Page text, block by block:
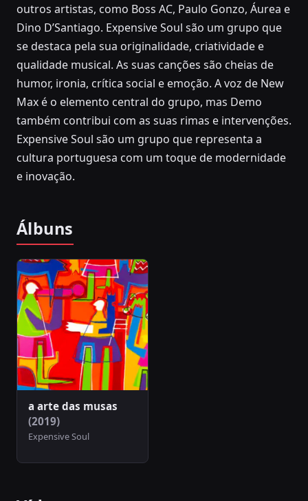
outros artistas, como Boss AC, Paulo Gonzo, Áurea e
Dino D’Santiago. Expensive Soul são um grupo que
se destaca pela sua originalidade, criatividade e
qualidade musical. As suas canções são cheias de
humor, ironia, crítica social e emoção. A voz de New
Max é o elemento central do grupo, mas Demo
também contribui com as suas rimas e intervenções.
Expensive Soul são um grupo que representa a
cultura portuguesa com um toque de modernidade
e inovação.
Álbuns
a arte das musas
(2019)
Expensive Soul